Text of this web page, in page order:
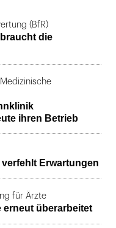
(BfR)
die
ihren Betrieb
Erwartungen
für Ärzte
erneut überarbeitet